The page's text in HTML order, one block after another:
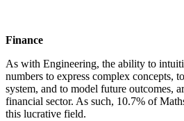
Finance
As with Engineering, the ability to
numbers to express complex concepts,
system, and to model future outcomes,
financial sector. As such, 10.7% of
this lucrative field.